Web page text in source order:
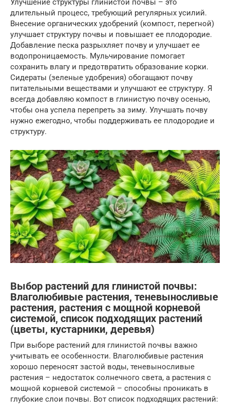
Улучшение структуры глинистой почвы – это
длительный процесс, требующий регулярных усилий.
Внесение органических удобрений (компост, перегной)
улучшает структуру почвы и повышает ее плодородие.
Добавление песка разрыхляет почву и улучшает ее
водопроницаемость. Мульчирование помогает
сохранить влагу и предотвратить образование корки.
Сидераты (зеленые удобрения) обогащают почву
питательными веществами и улучшают ее структуру. Я
всегда добавляю компост в глинистую почву осенью,
чтобы она успела перепреть за зиму. Улучшать почву
нужно ежегодно, чтобы поддерживать ее плодородие и
структуру.
Выбор растений для глинистой почвы:
Влаголюбивые растения, теневыносливые
растения, растения с мощной корневой
системой, список подходящих растений
(цветы, кустарники, деревья)
При выборе растений для глинистой почвы важно
учитывать ее особенности. Влаголюбивые растения
хорошо переносят застой воды, теневыносливые
растения – недостаток солнечного света, а растения с
мощной корневой системой – способны проникать в
глубокие слои почвы. Вот список подходящих растений: